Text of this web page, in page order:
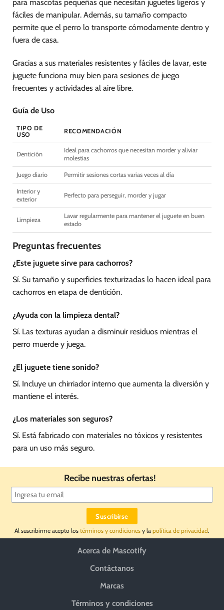
para mascotas pequeñas que necesitan juguetes ligeros y
fáciles de manipular. Además, su tamaño compacto
permite que el perro lo transporte cómodamente dentro y
fuera de casa.
Gracias a sus materiales resistentes y fáciles de lavar, este
juguete funciona muy bien para sesiones de juego
frecuentes y actividades al aire libre.
Guía de Uso
TIPO DE
USO
RECOMENDACIÓN
Dentición
Ideal para cachorros que necesitan morder y aliviar
molestias
Juego diario Permitir sesiones cortas varias veces al día
Interior y
exterior
Perfecto para perseguir, morder y jugar
Limpieza
Lavar regularmente para mantener el juguete en buen
estado
Preguntas frecuentes
¿Este juguete sirve para cachorros?
Sí. Su tamaño y superficies texturizadas lo hacen ideal para
cachorros en etapa de dentición.
¿Ayuda con la limpieza dental?
Sí. Las texturas ayudan a disminuir residuos mientras el
perro muerde y juega.
¿El juguete tiene sonido?
Sí. Incluye un chirriador interno que aumenta la diversión y
mantiene el interés.
¿Los materiales son seguros?
Sí. Está fabricado con materiales no tóxicos y resistentes
para un uso más seguro.
Recibe nuestras ofertas!
Al suscribirme acepto los términos y condiciones y la política de privacidad.
Acerca de Mascotify
Contáctanos
Marcas
Términos y condiciones